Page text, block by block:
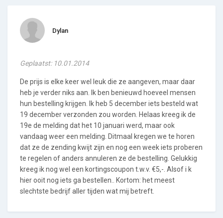
Dylan
Geplaatst: 10.01.2014
De prijs is elke keer wel leuk die ze aangeven, maar daar
heb je verder niks aan. Ik ben benieuwd hoeveel mensen
hun bestelling krijgen. Ik heb 5 december iets besteld wat
19 december verzonden zou worden. Helaas kreeg ik de
19e de melding dat het 10 januari werd, maar ook
vandaag weer een melding. Ditmaal kregen we te horen
dat ze de zending kwijt zijn en nog een week iets proberen
te regelen of anders annuleren ze de bestelling. Gelukkig
kreeg ik nog wel een kortingscoupon t.w.v. €5,-. Alsof i k
hier ooit nog iets ga bestellen.. Kortom: het meest
slechtste bedrijf aller tijden wat mij betreft.